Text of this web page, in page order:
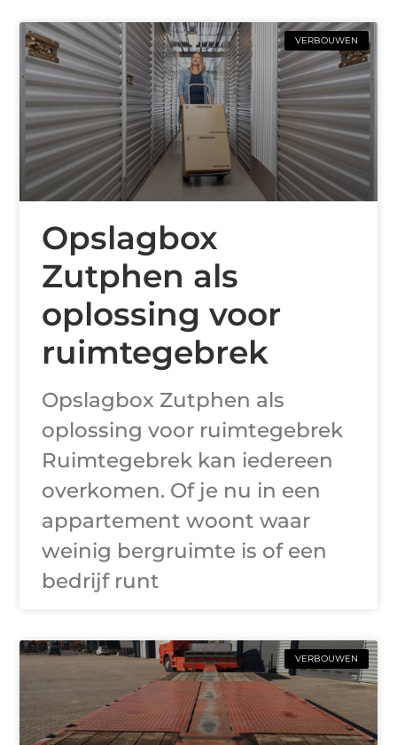
VERBOUWEN
Opslagbox
Zutphen als
oplossing voor
ruimtegebrek
Opslagbox Zutphen als
oplossing voor ruimtegebrek
Ruimtegebrek kan iedereen
overkomen. Of je nu in een
appartement woont waar
weinig bergruimte is of een
bedrijf runt
VERBOUWEN